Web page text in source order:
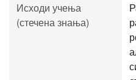
Исходи учења
(стечена знања)